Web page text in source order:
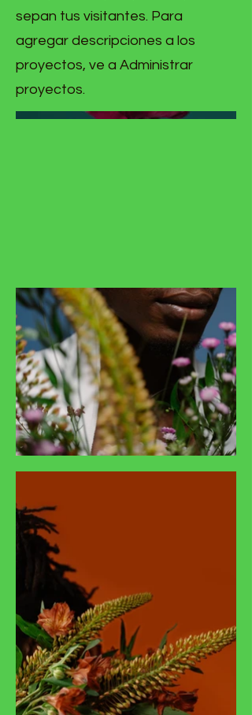
sepan tus visitantes. Para
agregar descripciones a los
proyectos, ve a Administrar
proyectos.